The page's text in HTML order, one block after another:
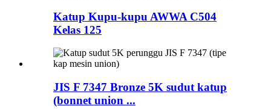
Katup Kupu-kupu AWWA C504
Kelas 125
JIS F 7347 Bronze 5K sudut katup
(bonnet union ...